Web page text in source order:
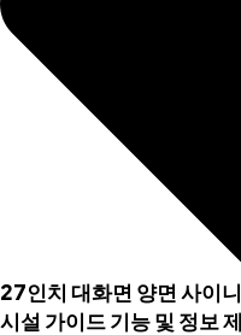
27인치 대화면 양면 사이
시설 가이드 기능 및 정보